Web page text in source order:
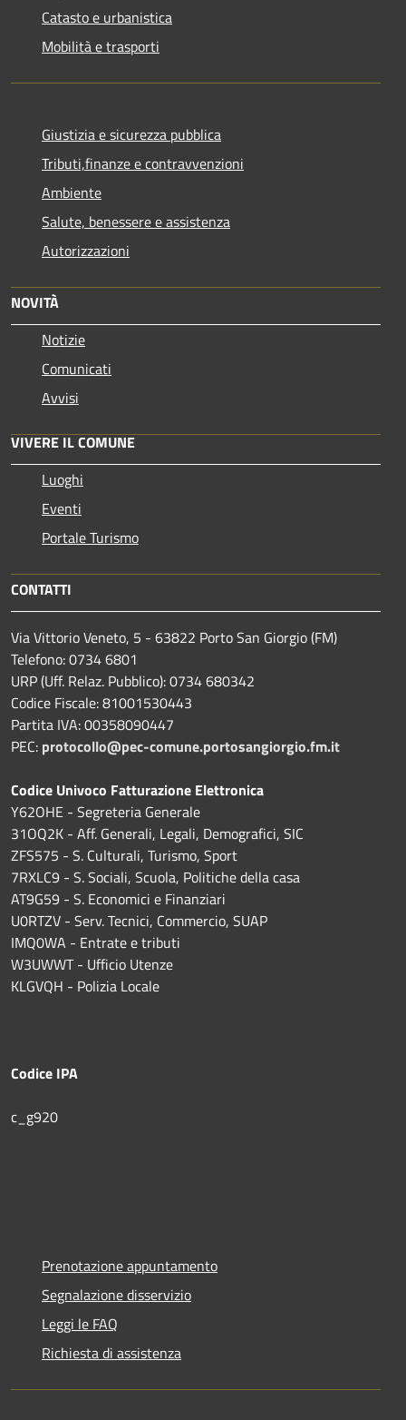
Catasto e urbanistica
Mobilità e trasporti
Giustizia e sicurezza pubblica
Tributi,finanze e contravvenzioni
Ambiente
Salute, benessere e assistenza
Autorizzazioni
NOVITÀ
Notizie
Comunicati
Avvisi
VIVERE IL COMUNE
Luoghi
Eventi
Portale Turismo
CONTATTI
Via Vittorio Veneto, 5 - 63822 Porto San Giorgio (FM)
Telefono: 0734 6801
URP (Uff. Relaz. Pubblico): 0734 680342
Codice Fiscale: 81001530443
Partita IVA: 00358090447
PEC: protocollo@pec-comune.portosangiorgio.fm.it
Codice Univoco Fatturazione Elettronica
Y62OHE - Segreteria Generale
31OQ2K - Aff. Generali, Legali, Demografici, SIC
ZFS575 - S. Culturali, Turismo, Sport
7RXLC9 - S. Sociali, Scuola, Politiche della casa
AT9G59 - S. Economici e Finanziari
U0RTZV - Serv. Tecnici, Commercio, SUAP
IMQ0WA - Entrate e tributi
W3UWWT - Ufficio Utenze
KLGVQH - Polizia Locale
Codice IPA
c_g920
Prenotazione appuntamento
Segnalazione disservizio
Leggi le FAQ
Richiesta di assistenza